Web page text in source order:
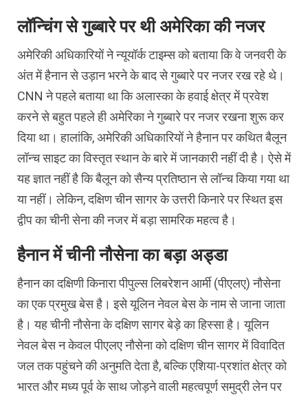
लॉन्चिंग से गुब्बारे पर थी अमेरिका की नजर
अमेरिकी अधिकारियों ने न्यूयॉर्क टाइम्स को बताया कि वे जनवरी के
अंत में हैनान से उड़ान भरने के बाद से गुब्बारे पर नजर रख रहे थे।
CNN ने पहले बताया था कि अलास्का के हवाई क्षेत्र में प्रवेश
करने से बहुत पहले ही अमेरिका ने गुब्बारे पर नजर रखना शुरू कर
दिया था। हालांकि, अमेरिकी अधिकारियों ने हैनान पर कथित बैलून
लॉन्च साइट का विस्तृत स्थान के बारे में जानकारी नहीं दी है। ऐसे में
यह ज्ञात नहीं है कि बैलून को सैन्य प्रतिष्ठान से लॉन्च किया गया था
या नहीं। लेकिन, दक्षिण चीन सागर के उत्तरी किनारे पर स्थित इस
द्वीप का चीनी सेना की नजर में बड़ा सामरिक महत्व है।
हैनान में चीनी नौसेना का बड़ा अड्डा
हैनान का दक्षिणी किनारा पीपुल्स लिबरेशन आर्मी (पीएलए) नौसेना
का एक प्रमुख बेस है। इसे यूलिन नेवल बेस के नाम से जाना जाता
है। यह चीनी नौसेना के दक्षिण सागर बेड़े का हिस्सा है। यूलिन
नेवल बेस न केवल पीएलए नौसेना को दक्षिण चीन सागर में विवादित
जल तक पहुंचने की अनुमति देता है, बल्कि एशिया-प्रशांत क्षेत्र को
भारत और मध्य पूर्व के साथ जोड़ने वाली महत्वपूर्ण समुद्री लेन पर